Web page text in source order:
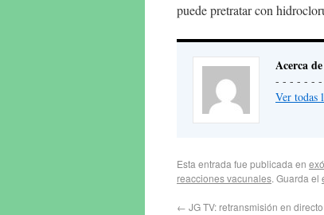
puede pretratar con
Acerca
- - - - - - -
Ver todas
Esta entrada fue publicada en
reacciones vacunales. Guarda el
← JG TV: retransmisión en